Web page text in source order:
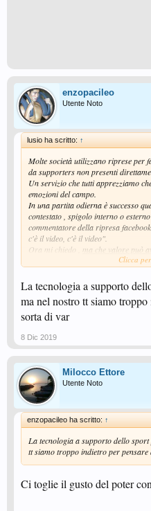
enzopacileo
Utente Noto
lusio ha scritto: ↑
Molte società utilizzano riprese per
da supporters non presenti
Un servizio che tutti apprezziamo
emozioni del campo.
In una partita odierna è successo
contestato , spigolo interno o
commentatore della ripresa
c'è il video, c'è il video".
Ora mi chiedo , ma che valore può
effettuata da terzi che dalla Fitet , su
posteriori una ripresa video ???
Tale mezzo potrebbe avere un
renderli consapevoli delle loro
partita di ieri Torre del Greco
non la alza ; e per il selezionatore
prendere appunti sul loro operato.
Mi piacerebbe sapere se questa
Clicca
La tecnologia a supporto
ma nel nostro tt siamo
sorta di var
8 Dic 2019
Milocco Ettore
Utente Noto
enzopacileo ha scritto: ↑
La tecnologia a supporto dello
tt siamo troppo indietro per
Ci toglie il gusto del poter